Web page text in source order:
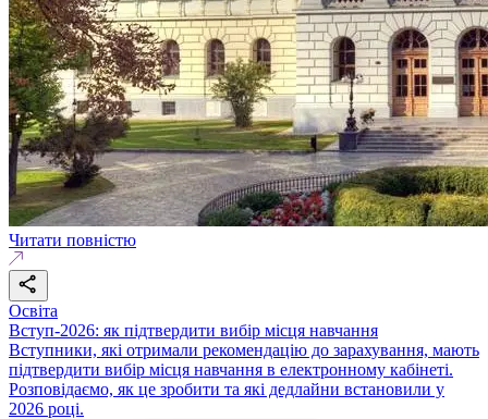
Читати повністю
Освіта
Вступ-2026: як підтвердити вибір місця навчання
Вступники, які отримали рекомендацію до зарахування, мають
підтвердити вибір місця навчання в електронному кабінеті.
Розповідаємо, як це зробити та які дедлайни встановили у
2026 році.